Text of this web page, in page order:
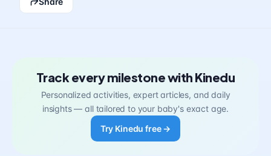
Track every milestone with Kinedu
Personalized activities, expert articles, and daily
insights — all tailored to your baby's exact age.
Try Kinedu free →